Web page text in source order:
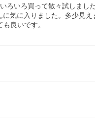
ろいろ買って散々試しまし
気に入りました。多少見
良いです。